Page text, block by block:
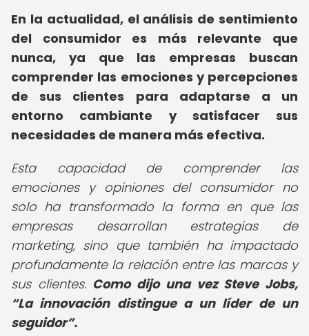
En la actualidad, el análisis de sentimiento
del consumidor es más relevante que
nunca, ya que las empresas buscan
comprender las emociones y percepciones
de sus clientes para adaptarse a un
entorno cambiante y satisfacer sus
necesidades de manera más efectiva.
Esta capacidad de comprender las
emociones y opiniones del consumidor no
solo ha transformado la forma en que las
empresas desarrollan estrategias de
marketing, sino que también ha impactado
profundamente la relación entre las marcas y
sus clientes. Como dijo una vez Steve Jobs,
La innovación distingue a un líder de un
seguidor .